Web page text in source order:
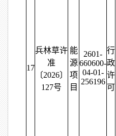
17
兵林草许
准
〔2026〕
127号
能
源
项
目
2601-
660600-
04-01-
256196
行
政
许
可